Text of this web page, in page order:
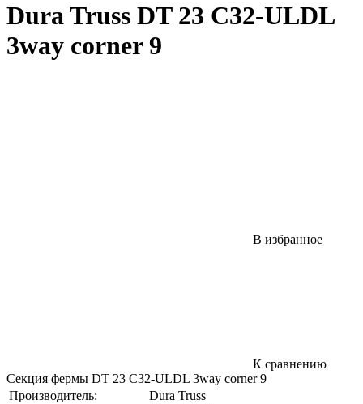
Dura Truss DT 23 C32-ULDL
3way corner 9
В избранное
К сравнению
Секция фермы DT 23 C32-ULDL 3way corner 9
Производитель:
Dura Truss